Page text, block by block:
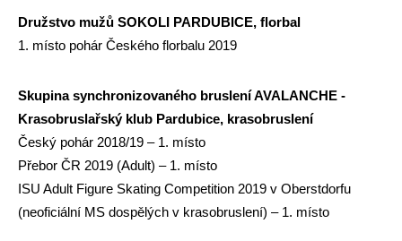
Družstvo mužů SOKOLI PARDUBICE, florbal
1. místo pohár Českého florbalu 2019
Skupina synchronizovaného bruslení AVALANCHE -
Krasobruslařský klub Pardubice, krasobruslení
Český pohár 2018/19 – 1. místo
Přebor ČR 2019 (Adult) – 1. místo
ISU Adult Figure Skating Competition 2019 v Oberstdorfu
(neoficiální MS dospělých v krasobruslení) – 1. místo